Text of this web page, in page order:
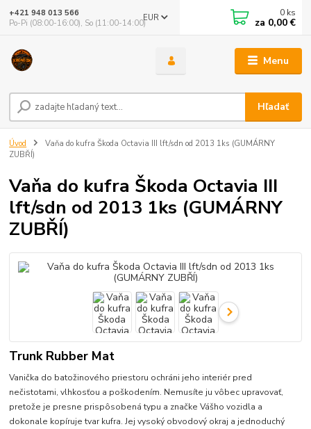
Menu
EUR
Hľadať
+421 948 013 566
Po-Pi (08:00-16:00), So (11:00-14:00)
0 ks
za 0,00 €
Úvod
Vaňa do kufra Škoda Octavia III lft/sdn od 2013 1ks (GUMÁRNY
ZUBŘÍ)
Vaňa do kufra Škoda Octavia III
lft/sdn od 2013 1ks (GUMÁRNY
ZUBŘÍ)
Trunk Rubber Mat
Vanička do batožinového priestoru ochráni jeho interiér pred
nečistotami, vlhkosťou a poškodením. Nemusíte ju vôbec upravovať,
pretože je presne prispôsobená typu a značke Vášho vozidla a
dokonale kopíruje tvar kufra. Jej vysoký obvodový okraj a jednoduchý